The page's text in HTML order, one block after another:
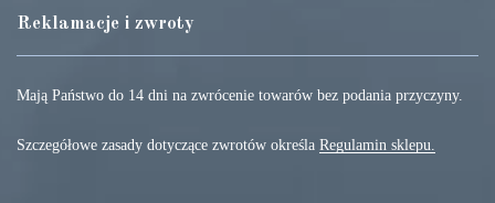
Reklamacje i zwroty
Mają Państwo do 14 dni na zwrócenie towarów bez podania przyczyny.
Szczegółowe zasady dotyczące zwrotów określa Regulamin sklepu.